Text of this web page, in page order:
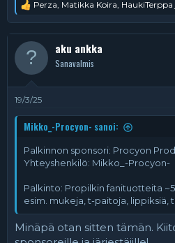
R
a
k
o
t
:
Perza Matikka Koira HaukiTerppa
aku ankka
Sanavalmis
19/3/25
Mikko_-Procyon- sanoi:
Palkinnon sponsori: Procyon
Yhteyshenkilö: Mikko_-Procyon-
Palkinto: Propilkin fanituotteita
esim. mukeja, t-paitoja, lippiksiä,
Minäpä otan sitten tämän.